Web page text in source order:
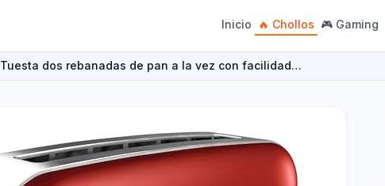
Inicio 🔥 Chollos 🎮 Gaming
Tuesta dos rebanadas de pan a la vez con facilidad…